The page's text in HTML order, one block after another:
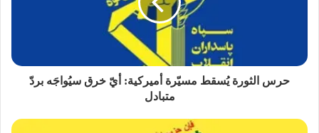
حرس الثورة يُسقط مسيّرة أميركية: أيّ خرق سيُواجَه بردّ
متبادل